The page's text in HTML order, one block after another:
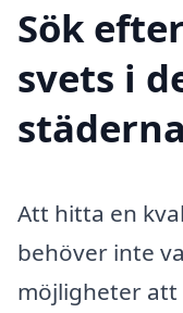
Sök
svets i
Att hitta en
behöver inte
möjligheter